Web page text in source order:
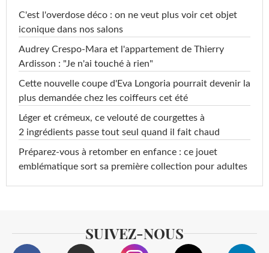
C'est l'overdose déco : on ne veut plus voir cet objet
iconique dans nos salons
Audrey Crespo-Mara et l'appartement de Thierry
Ardisson : "Je n'ai touché à rien"
Cette nouvelle coupe d'Eva Longoria pourrait devenir la
plus demandée chez les coiffeurs cet été
Léger et crémeux, ce velouté de courgettes à
2 ingrédients passe tout seul quand il fait chaud
Préparez-vous à retomber en enfance : ce jouet
emblématique sort sa première collection pour adultes
SUIVEZ-NOUS